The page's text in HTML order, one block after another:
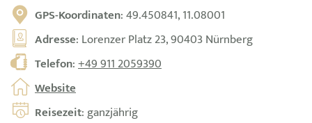
GPS-Koordinaten: 49.450841, 11.08001
Adresse: Lorenzer Platz 23, 90403 Nürnberg
Telefon:+49 911 2059390
Website
Reisezeit: ganzjährig